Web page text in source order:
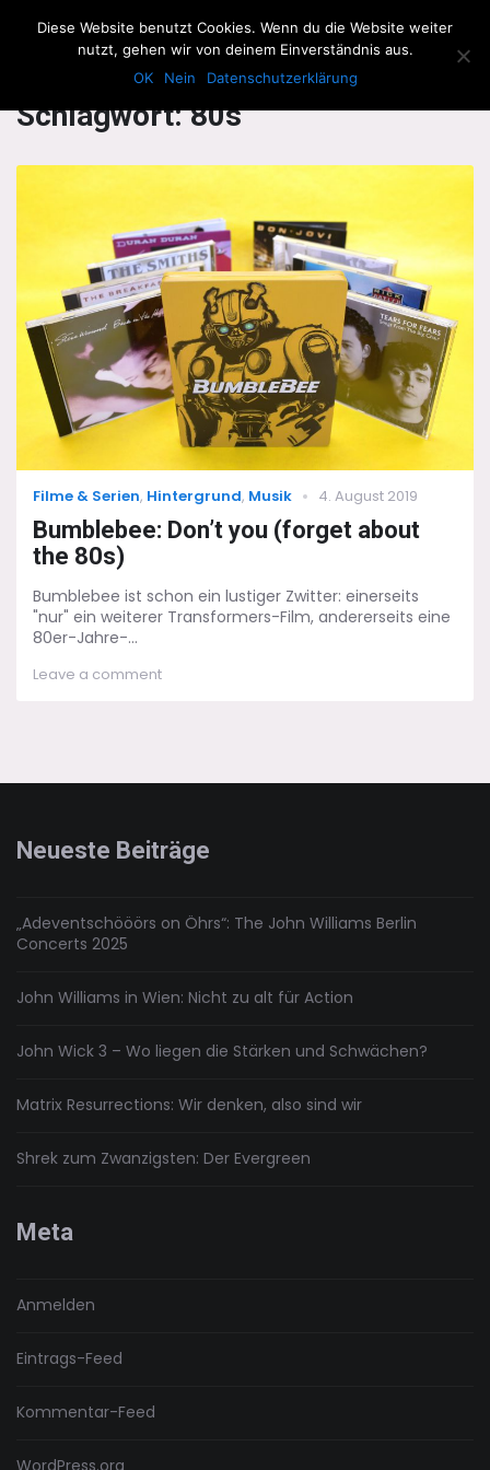
The Howling Men
Schlagwort:80s
Categories
Filme & Serien, Hintergrund, Musik
Posted
4. August 2019
Bumblebee: Don’t you (forget about
the 80s)
Bumblebee ist schon ein lustiger Zwitter: einerseits
"nur" ein weiterer Transformers-Film, andererseits eine
80er-Jahre-...
Leave a commenton
Neueste Beiträge
„Adeventschööörs on Öhrs“: The John Williams Berlin
Concerts 2025
John Williams in Wien: Nicht zu alt für Action
John Wick 3 – Wo liegen die Stärken und Schwächen?
Matrix Resurrections: Wir denken, also sind wir
Shrek zum Zwanzigsten: Der Evergreen
Meta
Anmelden
Eintrags-Feed
Kommentar-Feed
Diese Website benutzt Cookies. Wenn du die Website weiter
nutzt, gehen wir von deinem Einverständnis aus.
OK
Nein Datenschutzerklärung